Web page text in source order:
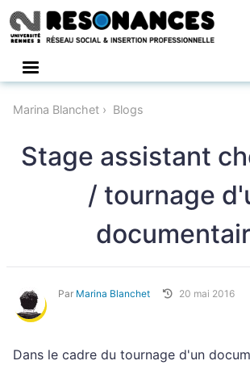
Marina Blanchet Blogs
Stage assistant
/ tournage
Par Marina Blanchet 20 mai 2016
Dans le cadre du tournage d'un